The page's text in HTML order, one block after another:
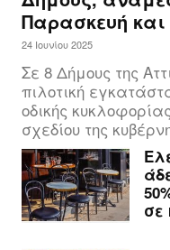
Παρασκευή και
24 Ιουνίου 2025
Σε 8 Δήμους της
πιλοτική
οδικής
σχεδίου της
σε